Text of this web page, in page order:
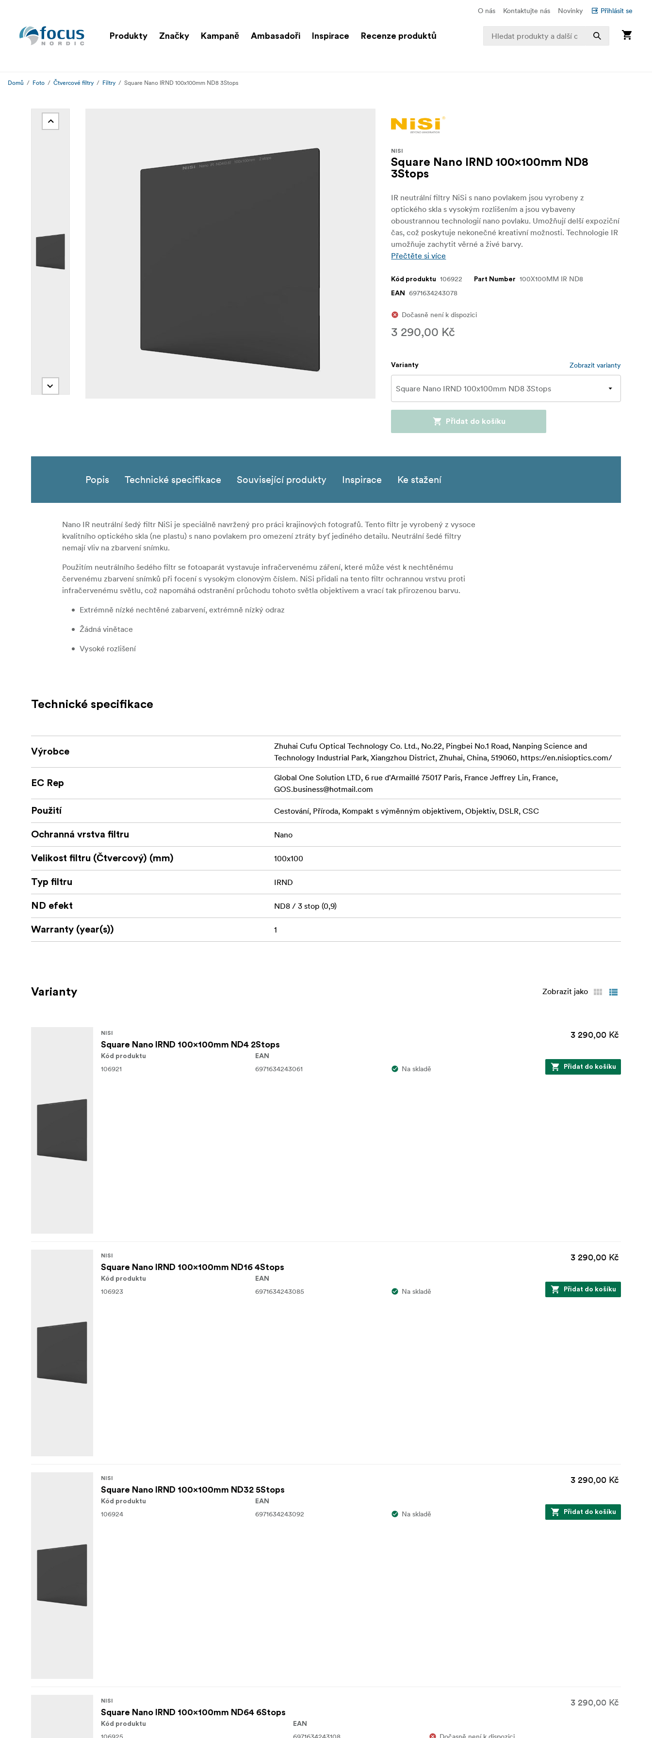
O nás Kontaktujte nás Novinky Přihlásit se
Produkty Značky Kampaně Ambasadoři Inspirace Recenze produktů
Domů Foto Čtvercové filtry Filtry Square Nano IRND 100x100mm ND8 3Stops
NISI
Square Nano IRND 100x100mm ND8
3Stops
IR neutrální filtry NiSi s nano povlakem jsou vyrobeny z
optického skla s vysokým rozlišením a jsou vybaveny
oboustrannou technologií nano povlaku. Umožňují delší expoziční
čas, což poskytuje nekonečné kreativní možnosti. Technologie IR
umožňuje zachytit věrné a živé barvy.
Přečtěte si více
Kód produktu 106922 Part Number 100X100MM IR ND8
EAN 6971634243078
Dočasně není k dispozici
3 290,00 Kč
Varianty Zobrazit varianty
Přidat do košíku
Popis Technické specifikace Související produkty Inspirace Ke stažení
Nano IR neutrální šedý filtr NiSi je speciálně navržený pro práci krajinových fotografů. Tento filtr je vyrobený z vysoce
kvalitního optického skla (ne plastu) s nano povlakem pro omezení ztráty byť jediného detailu. Neutrální šedé filtry
nemají vliv na zbarvení snímku.
Použitím neutrálního šedého filtr se fotoaparát vystavuje infračervenému záření, které může vést k nechtěnému
červenému zbarvení snímků při focení s vysokým clonovým číslem. NiSi přidali na tento filtr ochrannou vrstvu proti
infračervenému světlu, což napomáhá odstranění průchodu tohoto světla objektivem a vrací tak přirozenou barvu.
Extrémně nízké nechtěné zabarvení, extrémně nízký odraz
Žádná vinětace
Vysoké rozlišení
Technické specifikace
Výrobce
Zhuhai Cufu Optical Technology Co. Ltd., No.22, Pingbei No.1 Road, Nanping Science and
Technology Industrial Park, Xiangzhou District, Zhuhai, China, 519060, https://en.nisioptics.com/
EC Rep
Global One Solution LTD, 6 rue d'Armaillé 75017 Paris, France Jeffrey Lin, France,
GOS.business@hotmail.com
Použití Cestování, Příroda, Kompakt s výměnným objektivem, Objektiv, DSLR, CSC
Ochranná vrstva filtru Nano
Velikost filtru (Čtvercový) (mm) 100x100
Typ filtru IRND
ND efekt ND8 / 3 stop (0,9)
Warranty (year(s)) 1
Varianty Zobrazit jako
NISI
Square Nano IRND 100x100mm ND4 2Stops
3 290,00 Kč
Kód produktu
106921
EAN
6971634243061 Na skladě Přidat do košíku
NISI
Square Nano IRND 100x100mm ND16 4Stops
3 290,00 Kč
Kód produktu
106923
EAN
6971634243085 Na skladě Přidat do košíku
NISI
Square Nano IRND 100x100mm ND32 5Stops
3 290,00 Kč
Kód produktu
106924
EAN
6971634243092 Na skladě Přidat do košíku
NISI
Square Nano IRND 100x100mm ND64 6Stops
3 290,00 Kč
Kód produktu EAN